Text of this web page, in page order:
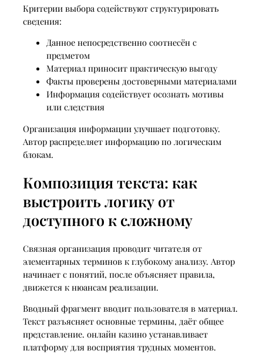
Критерии выбора содействуют структурировать
сведения:
Данное непосредственно соотнесён с
предметом
Материал приносит практическую выгоду
Факты проверены достоверными материалами
Информация содействует осознать мотивы
или следствия
Организация информации улучшает подготовку.
Автор распределяет информацию по логическим
блокам.
Композиция текста: как
выстроить логику от
доступного к сложному
Связная организация проводит читателя от
элементарных терминов к глубокому анализу. Автор
начинает с понятий, после объясняет правила,
движется к нюансам реализации.
Вводный фрагмент вводит пользователя в материал.
Текст разъясняет основные термины, даёт общее
представление. онлайн казино устанавливает
платформу для восприятия трудных моментов.